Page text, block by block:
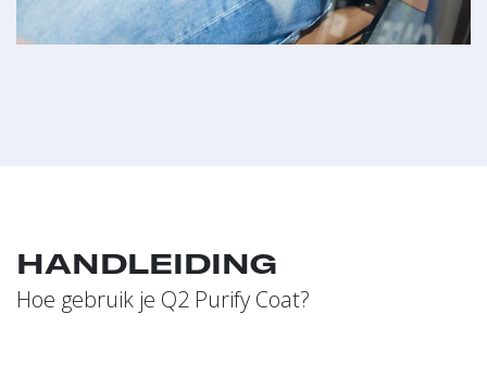
HANDLEIDING
Hoe gebruik je Q2 Purify Coat?